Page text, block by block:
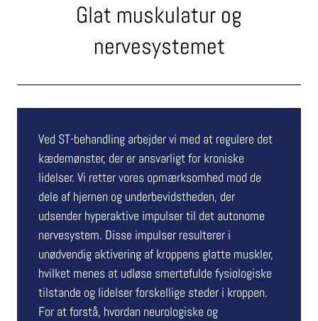
Glat muskulatur og
nervesystemet
Ved ST-behandling arbejder vi med at regulere det
kædemønster, der er ansvarligt for kroniske
lidelser. Vi retter vores opmærksomhed mod de
dele af hjernen og underbevidstheden, der
udsender hyperaktive impulser til det autonome
nervesystem. Disse impulser resulterer i
unødvendig aktivering af kroppens glatte muskler,
hvilket menes at udløse smertefulde fysiologiske
tilstande og lidelser forskellige steder i kroppen.
For at forstå, hvordan neurologiske og